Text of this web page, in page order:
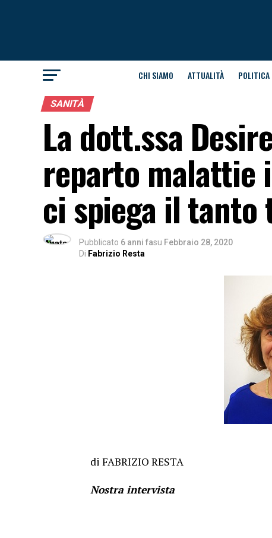
CHI SIAMO ATTUALITÀ POLITICA
SANITÀ
La dott.ssa
reparto malattie
ci spiega il tanto
Pubblicato 6 anni fasu Febbraio 28, 2020
Di Fabrizio Resta
di FABRIZIO RESTA
Nostra intervista